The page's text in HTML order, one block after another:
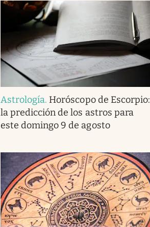
Astrología. Horóscopo de Escorpio:
la predicción de los astros para
este domingo 9 de agosto